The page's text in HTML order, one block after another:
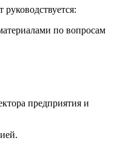
по вопросам
предприятия и